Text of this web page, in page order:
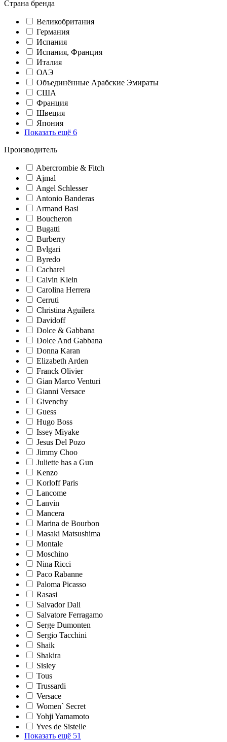
Страна бренда
Великобритания
Германия
Испания
Испания, Франция
Италия
ОАЭ
Объединённые Арабские Эмираты
США
Франция
Швеция
Япония
Показать ещё 6
Производитель
Abercrombie & Fitch
Ajmal
Angel Schlesser
Antonio Banderas
Armand Basi
Boucheron
Bugatti
Burberry
Bvlgari
Byredo
Cacharel
Calvin Klein
Carolina Herrera
Cerruti
Christina Aguilera
Davidoff
Dolce & Gabbana
Dolce And Gabbana
Donna Karan
Elizabeth Arden
Franck Olivier
Gian Marco Venturi
Gianni Versace
Givenchy
Guess
Hugo Boss
Issey Miyake
Jesus Del Pozo
Jimmy Choo
Juliette has a Gun
Kenzo
Korloff Paris
Lancome
Lanvin
Mancera
Marina de Bourbon
Masaki Matsushima
Montale
Moschino
Nina Ricci
Paco Rabanne
Paloma Picasso
Rasasi
Salvador Dali
Salvatore Ferragamo
Serge Dumonten
Sergio Tacchini
Shaik
Shakira
Sisley
Tous
Trussardi
Versace
Women` Secret
Yohji Yamamoto
Yves de Sistelle
Показать ещё 51